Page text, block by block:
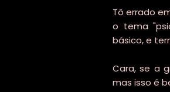
Tô errado
o tema
básico, e
Cara, se a
mas isso é